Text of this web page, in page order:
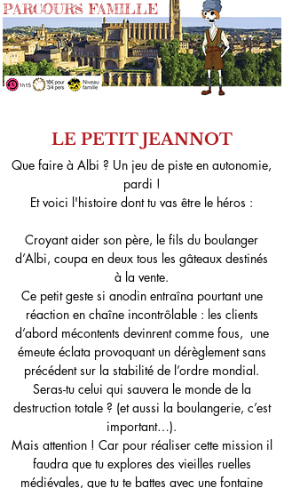
PARCOURS FAMILLE
LE PETIT JEANNOT
Que faire à Albi ? Un jeu de piste en autonomie,
pardi !
Et voici l'histoire dont tu vas être le héros :
Croyant aider son père, le fils du boulanger
d’Albi, coupa en deux tous les gâteaux destinés
à la vente.
Ce petit geste si anodin entraîna pourtant une
réaction en chaîne incontrôlable : les clients
d’abord mécontents devinrent comme fous, une
émeute éclata provoquant un dérèglement sans
précédent sur la stabilité de l’ordre mondial.
Seras-tu celui qui sauvera le monde de la
destruction totale ? (et aussi la boulangerie, c’est
important…).
Mais attention ! Car pour réaliser cette mission il
faudra que tu explores des vieilles ruelles
médiévales, que tu te battes avec une fontaine